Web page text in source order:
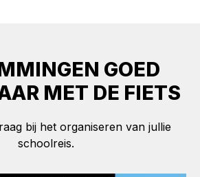
GOED
MET DE FIETS
bij het organiseren van jullie
schoolreis.